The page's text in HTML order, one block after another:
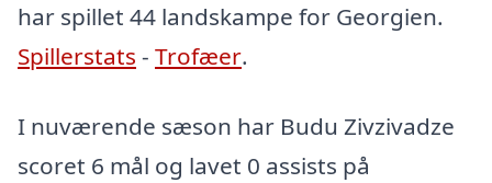
har spillet 44 landskampe for Georgien.
Spillerstats - Trofæer.
I nuværende sæson har Budu Zivzivadze
scoret 6 mål og lavet 0 assists på